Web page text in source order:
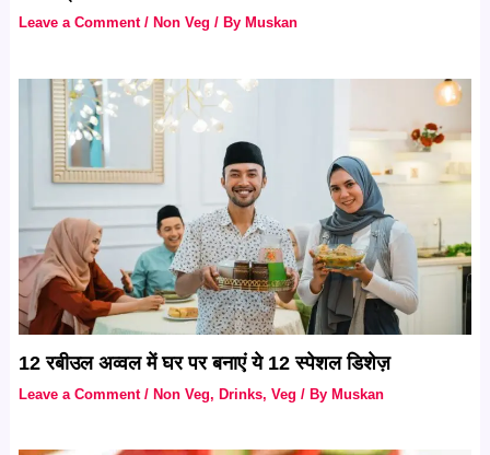
Leave a Comment / Non Veg / By Muskan
12 रबीउल अव्वल में घर पर बनाएं ये 12 स्पेशल डिशेज़
Leave a Comment /Non Veg,Drinks,Veg / ByMuskan